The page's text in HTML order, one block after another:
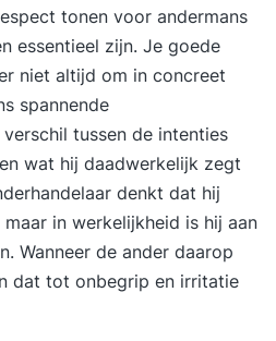
tonen voor andermans
essentieel zijn. Je goede
niet altijd om in concreet
spannende
tussen de intenties
wat hij daadwerkelijk zegt
denkt dat hij
in werkelijkheid is hij aan
Wanneer de ander daarop
dat tot onbegrip en irritatie